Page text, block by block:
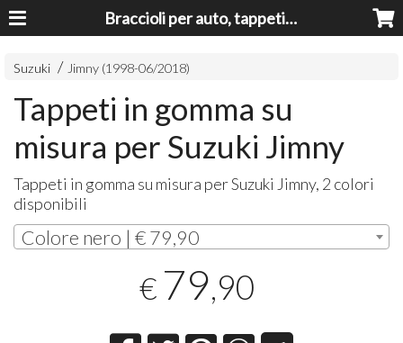
Braccioli per auto, tappeti auto, accessori auto MADE IN ITALY - Armrests, Mittelarmlehnen, Accoundoirs
Suzuki Jimny (1998-06/20​18)
Tappeti in gomma su
misura per Suzuki Jimny
Tappeti in gomma su misura per Suzuki Jimny, 2 colori
disponibili
Colore nero | € 79,90
€ 79,90